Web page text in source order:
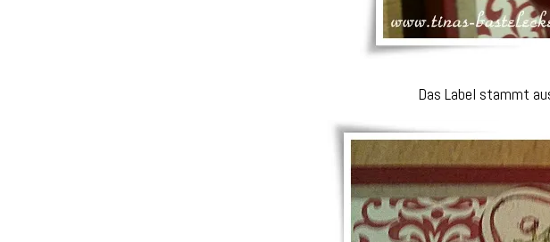
Das Label stammt